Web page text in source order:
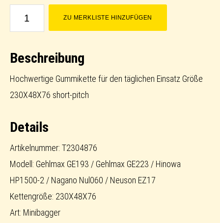
Gummikette
Track
short-
pitch
ZU MERKLISTE HINZUFÜGEN
Beschreibung
Hochwertige Gummikette für den täglichen Einsatz Größe
230X48X76 short-pitch
Details
Artikelnummer: T2304876
Modell: Gehlmax GE193 / Gehlmax GE223 / Hinowa
HP1500-2 / Nagano Nul060 / Neuson EZ17
Kettengröße: 230X48X76
Art: Minibagger